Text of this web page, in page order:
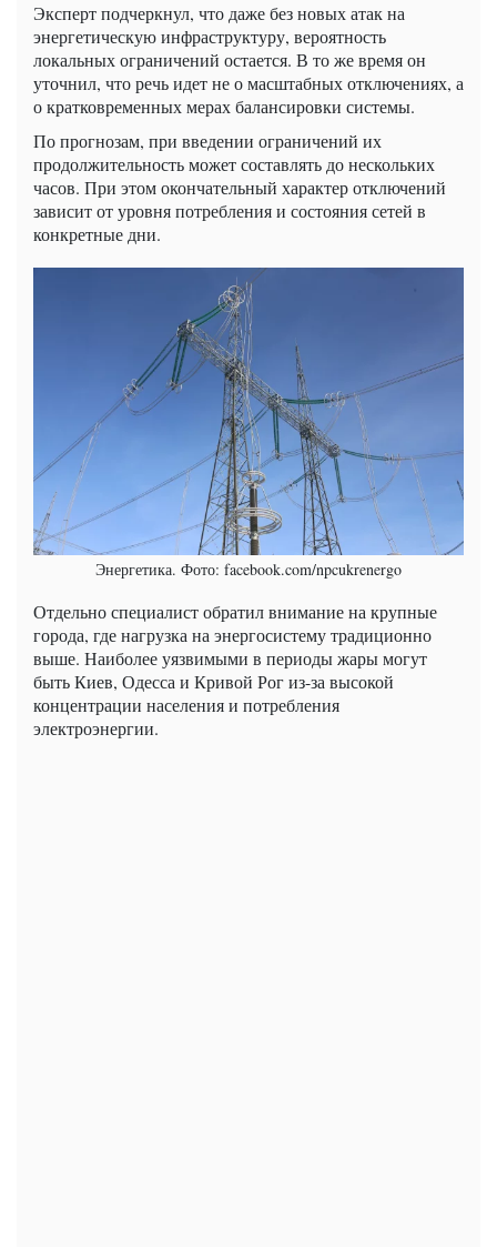
Эксперт подчеркнул, что даже без новых атак на
энергетическую инфраструктуру, вероятность
локальных ограничений остается. В то же время он
уточнил, что речь идет не о масштабных отключениях, а
о кратковременных мерах балансировки системы.
По прогнозам, при введении ограничений их
продолжительность может составлять до нескольких
часов. При этом окончательный характер отключений
зависит от уровня потребления и состояния сетей в
конкретные дни.
Энергетика. Фото: facebook.com/npcukrenergo
Отдельно специалист обратил внимание на крупные
города, где нагрузка на энергосистему традиционно
выше. Наиболее уязвимыми в периоды жары могут
быть Киев, Одесса и Кривой Рог из-за высокой
концентрации населения и потребления
электроэнергии.